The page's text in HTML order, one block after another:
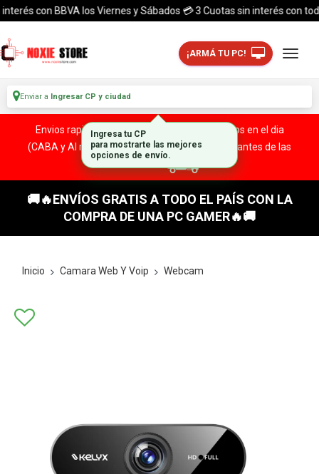
con BBVA los Viernes y Sábados 💳 3 Cuotas sin interés con
¡ARMÁ TU PC!
Enviar a Ingresar CP y ciudad
Envios rapidos y seguros a todo el pais. ¡ Envios en el dia
(CABA y Al rededores) Acreditando tu compra antes de las
🚚🔥ENVÍOS GRATIS A TODO EL PAÍS CON LA
COMPRA DE UNA PC GAMER🔥🚚
Inicio Camara Web Y Voip Webcam
Ingresa tu CP
para mostrarte las mejores
opciones de envío.